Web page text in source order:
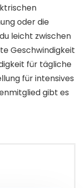
oder die
leicht zwischen
Geschwindigkeit
für tägliche
für intensives
gibt es